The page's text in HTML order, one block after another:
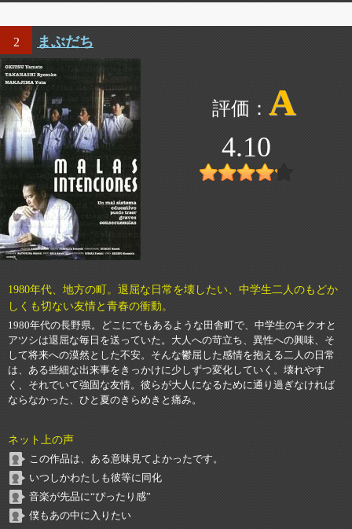
2 まぶだち
A
4.10
1980年代、地方の町。退屈な日常を壊したい、中学生二人のもどか
しくも切ない友情と青春の衝動。
1980年代の長野県。どこにでもあるような田舎町で、中学生のキクオと
アツシは退屈な毎日を送っていた。大人への苛立ち、異性への興味、そ
して将来への漠然とした不安。そんな鬱屈した感情を抱える二人の日常
は、ある些細な出来事をきっかけに少しずつ変化していく。壊れやす
く、それでいて強固な友情。彼らが大人になるために通り過ぎなければ
ならなかった、ひと夏のきらめきと痛み。
ネット上の声
この作品は、ある意味見てよかったです。
いつしかわたしも彼等に同化
音楽が先品に“ぴったり感”
僕もあの中に入りたい